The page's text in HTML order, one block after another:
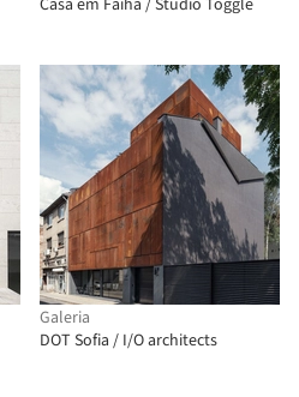
Casa em Faiha / Studio Toggle
Galeria
DOT Sofia / I/O architects